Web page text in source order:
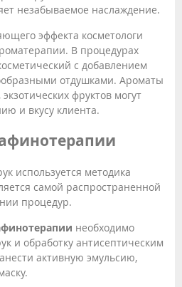
незабываемое наслаждение.
эффекта косметологи
В процедурах
с добавлением
отдушками. Ароматы
фруктов могут
и вкусу клиента.
используется методика
самой распространенной
процедур.
необходимо
и обработку антисептическим
активную эмульсию,